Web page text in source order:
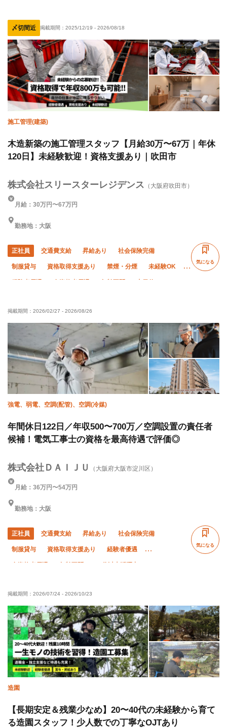
残業月10時間以下 直帰・直行OK 車・バイク通勤OK
転勤なし 夏季休暇 年末年始休暇
〆切間近 掲載期間： 2025/12/19 - 2026/08/18
施工管理(建築)
木造新築の施工管理スタッフ【月給30万〜67万｜年休
120日】未経験歓迎！資格支援あり｜吹田市
株式会社スリースターレジデンス （大阪府吹田市）
月給：30万円〜67万円
勤務地：大阪
正社員 交通費支給 昇給あり 社会保険完備
制服貸与 資格取得支援あり 禁煙・分煙 未経験OK
経験者優遇 有資格者優遇 年齢不問 土日休み
気になる
掲載期間： 2026/02/27 - 2026/08/26
強電、弱電、空調(配管)、空調(冷媒)
年間休日122日／年収500〜700万／空調設置の責任者
候補！電気工事士の資格を最高待遇で評価◎
株式会社ＤＡＩＪＵ （大阪府大阪市淀川区）
月給：36万円〜54万円
勤務地：大阪
正社員 交通費支給 昇給あり 社会保険完備
制服貸与 資格取得支援あり 経験者優遇
年末年始休暇
気になる
掲載期間： 2026/07/24 - 2026/10/23
造園
【長期安定＆残業少なめ】20〜40代の未経験から育て
る造園スタッフ！少人数での丁寧なOJTあり